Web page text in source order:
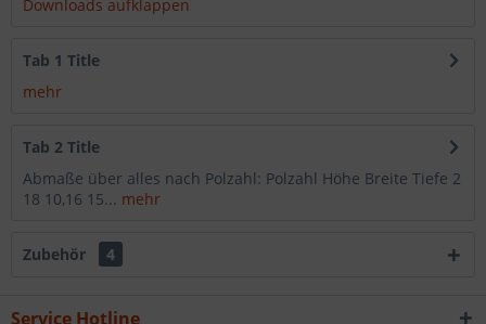
Downloads aufklappen
Tab 1 Title
mehr
Tab 2 Title
Abmaße über alles nach Polzahl: Polzahl Höhe Breite Tiefe 2
18 10,16 15... mehr
Zubehör 4
Service Hotline